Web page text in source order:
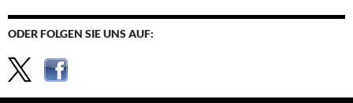
ODER FOLGEN SIE UNS AUF: